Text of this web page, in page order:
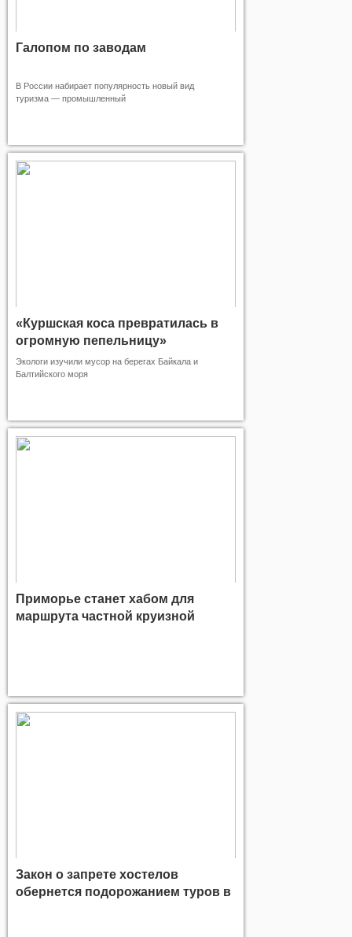
Галопом по заводам
В России набирает популярность новый вид
туризма — промышленный
«Куршская коса превратилась в
огромную пепельницу»
Экологи изучили мусор на берегах Байкала и
Балтийского моря
Приморье станет хабом для
маршрута частной круизной
Закон о запрете хостелов
обернется подорожанием туров в